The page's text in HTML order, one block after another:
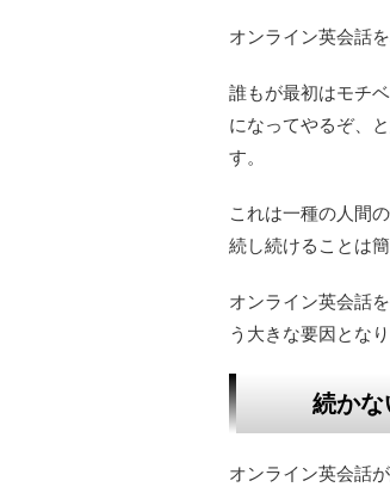
オンライン英会話
誰もが最初はモチ
になってやるぞ、
す。
これは一種の人間
続し続けることは
オンライン英会話
う大きな要因となり
続か
オンライン英会話